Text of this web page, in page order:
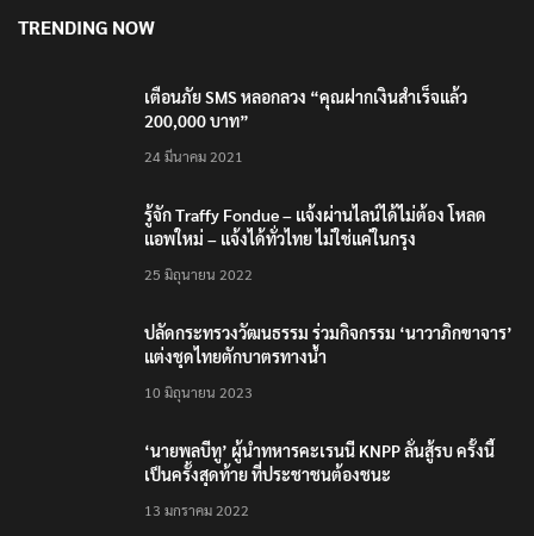
TRENDING NOW
เตือนภัย SMS หลอกลวง “คุณฝากเงินสำเร็จแล้ว
200,000 บาท”
24 มีนาคม 2021
รู้จัก Traffy Fondue – แจ้งผ่านไลน์ได้ไม่ต้อง โหลด
แอพใหม่ – แจ้งได้ทั่วไทย ไม่ใช่แค่ในกรุง
25 มิถุนายน 2022
ปลัดกระทรวงวัฒนธรรม ร่วมกิจกรรม ‘นาวาภิกขาจาร’
แต่งชุดไทยตักบาตรทางน้ำ
10 มิถุนายน 2023
‘นายพลบีทู’ ผู้นำทหารคะเรนนี KNPP ลั่นสู้รบ ครั้งนี้
เป็นครั้งสุดท้าย ที่ประชาชนต้องชนะ
13 มกราคม 2022